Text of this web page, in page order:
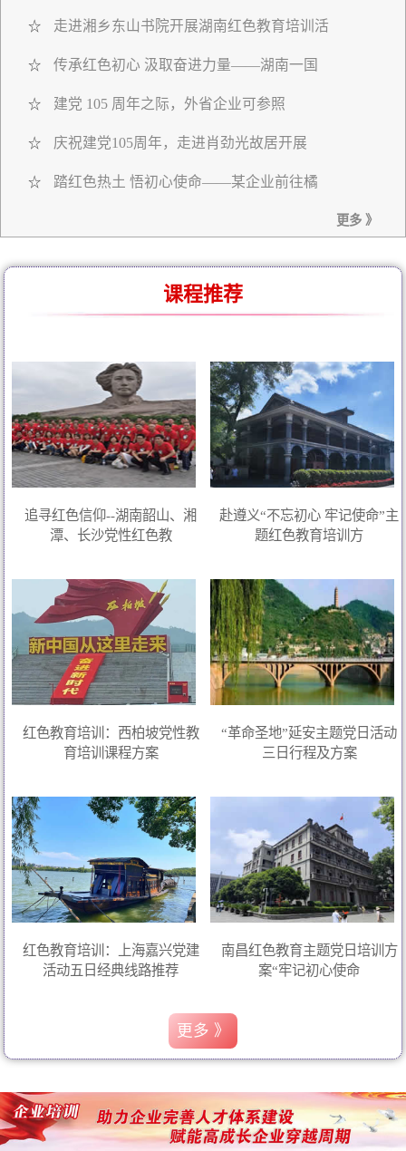
☆ 走进湘乡东山书院开展湖南红色教育培训活
☆ 传承红色初心 汲取奋进力量——湖南一国
☆ 建党 105 周年之际，外省企业可参照
☆ 庆祝建党105周年，走进肖劲光故居开展
☆ 踏红色热土 悟初心使命——某企业前往橘
更多 》
课程推荐
追寻红色信仰--湖南韶山、湘
潭、长沙党性红色教
赴遵义“不忘初心 牢记使命”主
题红色教育培训方
红色教育培训：西柏坡党性教
育培训课程方案
“革命圣地”延安主题党日活动
三日行程及方案
红色教育培训：上海嘉兴党建
活动五日经典线路推荐
南昌红色教育主题党日培训方
案“牢记初心使命
更多 》